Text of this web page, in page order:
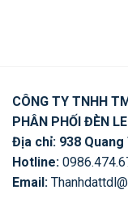
CÔNG TY TNHH
PHÂN PHỐI ĐÈN
Địa chỉ: 938
Hotline:
Email: